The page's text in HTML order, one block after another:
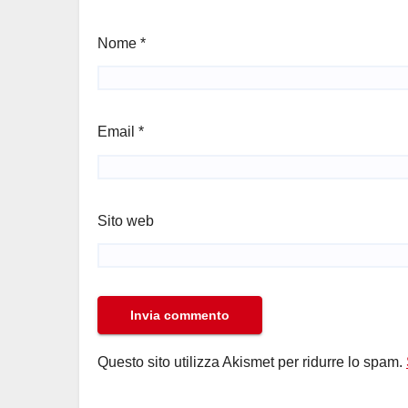
Nome *
Email *
Sito web
Questo sito utilizza Akismet per ridurre lo spam.